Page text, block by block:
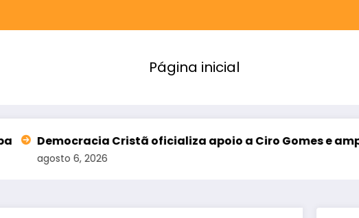
Página inicial
Democracia Cristã oficializa apoio a Ciro Gomes e amplia
agosto 6, 2026